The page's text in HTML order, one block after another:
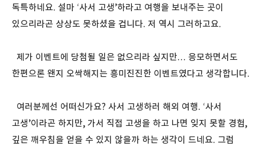
독특하네요. 설마 ‘사서 고생’하라고 여행을 보내주는 곳이
있으리라곤 상상도 못하셨을 겁니다. 저 역시 그러하고요.
제가 이벤트에 당첨될 일은 없으리라 싶지만… 응모하면서도
한편으론 왠지 오싹해지는 흥미진진한 이벤트였다고 생각합니다.
여러분께선 어떠신가요? 사서 고생하러 해외 여행. ‘사서
고생’이라곤 하지만, 가서 직접 고생을 하고 나면 잊지 못할 경험,
깊은 깨우침을 얻을 수 있지 않을까 하는 생각이 드네요. 그럼